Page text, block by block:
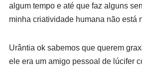
algum tempo e até que faz alguns
minha criatividade humana não está
Urântia ok sabemos que querem
ele era um amigo pessoal de lúcifer